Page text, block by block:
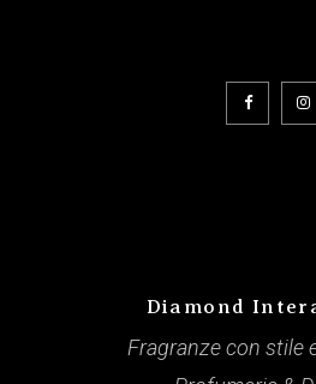
Diamond
Fragranze con stile